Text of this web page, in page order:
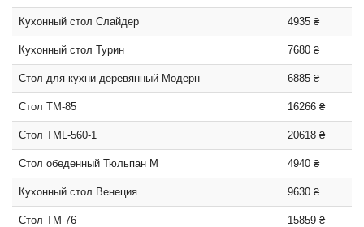
Кухонный стол Слайдер 4935 ₴
Кухонный стол Турин 7680 ₴
Стол для кухни деревянный Модерн 6885 ₴
Стол TM-85 16266 ₴
Стол TML-560-1 20618 ₴
Стол обеденный Тюльпан М 4940 ₴
Кухонный стол Венеция 9630 ₴
Стол TM-76 15859 ₴